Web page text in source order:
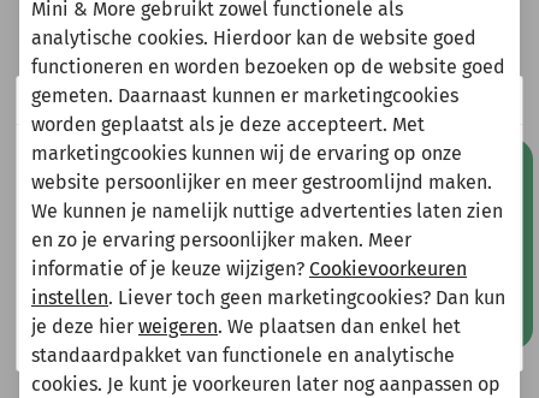
Quapi jurk Babette aop pink stripe
Heeft u vragen?
Stuur een e-mail
info@miniandmore.nl
Andere bekeken ook
Wellicht ook iets voor jou?
-70% -70%
Mis geen aanbiedingen!
Wij zijn er even tussenuit!
Natuurlijk kun je wel gewoon een bestelling plaatsen
maar deze wordt dan maandag 10 augustus
verzonden.
Gelieve hier rekening mee te houden bij het plaatsen
van je bestelling.
Shop nu!
Mini & More gebruikt zowel functionele als
analytische cookies. Hierdoor kan de website goed
functioneren en worden bezoeken op de website goed
gemeten. Daarnaast kunnen er marketingcookies
worden geplaatst als je deze accepteert. Met
marketingcookies kunnen wij de ervaring op onze
website persoonlijker en meer gestroomlijnd maken.
We kunnen je namelijk nuttige advertenties laten zien
en zo je ervaring persoonlijker maken. Meer
informatie of je keuze wijzigen? Cookievoorkeuren
instellen. Liever toch geen marketingcookies? Dan kun
je deze hier weigeren. We plaatsen dan enkel het
standaardpakket van functionele en analytische
cookies. Je kunt je voorkeuren later nog aanpassen op